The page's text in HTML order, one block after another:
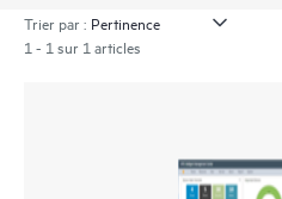
Trier par :
1 - 1 sur 1 articles